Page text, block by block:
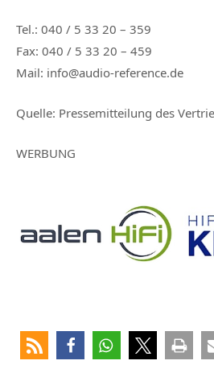
Tel.: 040 / 5 33 20 – 359
Fax: 040 / 5 33 20 – 459
Mail: info@audio-reference.de
Quelle: Pressemitteilung des
WERBUNG